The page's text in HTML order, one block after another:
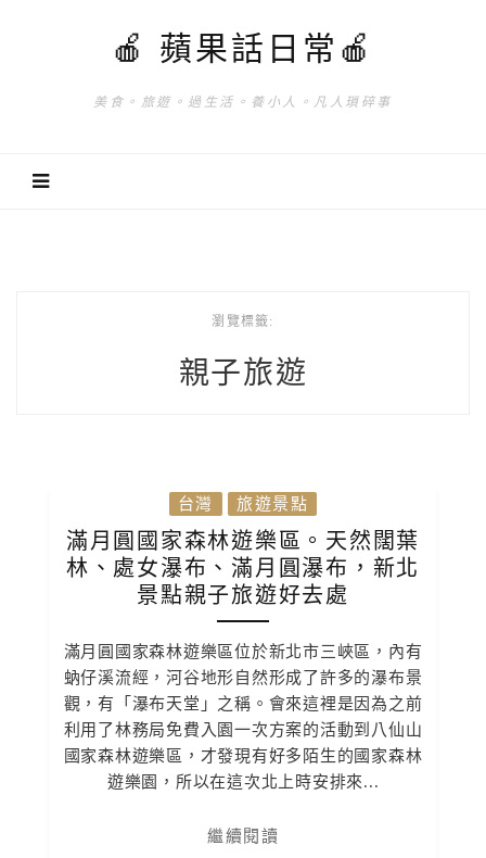
🍎 蘋果話日常🍎
美食。旅遊。過生活。養小人。凡人瑣碎事
瀏覽標籤:
親子旅遊
台灣 旅遊景點
滿月圓國家森林遊樂區。天然闊葉
林、處女瀑布、滿月圓瀑布，新北
景點親子旅遊好去處
滿月圓國家森林遊樂區位於新北市三峽區，內有
蚋仔溪流經，河谷地形自然形成了許多的瀑布景
觀，有「瀑布天堂」之稱。會來這裡是因為之前
利用了林務局免費入園一次方案的活動到八仙山
國家森林遊樂區，才發現有好多陌生的國家森林
遊樂園，所以在這次北上時安排來...
繼續閱讀